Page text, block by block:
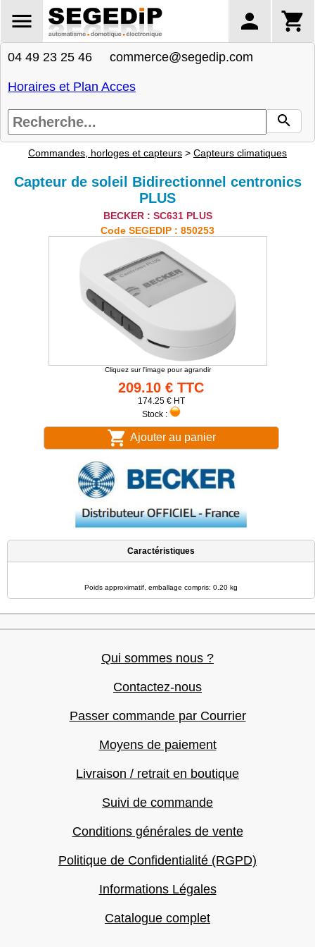
04 49 23 25 46 commerce@segedip.com
Horaires et Plan Acces
Commandes, horloges et capteurs > Capteurs climatiques
Capteur de soleil Bidirectionnel centronics
PLUS
BECKER : SC631 PLUS
Code SEGEDIP : 850253
Cliquez sur l'image pour agrandir
209.10 € TTC
174.25 € HT
Stock :
Ajouter au panier
Caractéristiques
Poids approximatif, emballage compris: 0.20 kg
Qui sommes nous ?
Contactez-nous
Passer commande par Courrier
Moyens de paiement
Livraison / retrait en boutique
Suivi de commande
Conditions générales de vente
Politique de Confidentialité (RGPD)
Informations Légales
Catalogue complet